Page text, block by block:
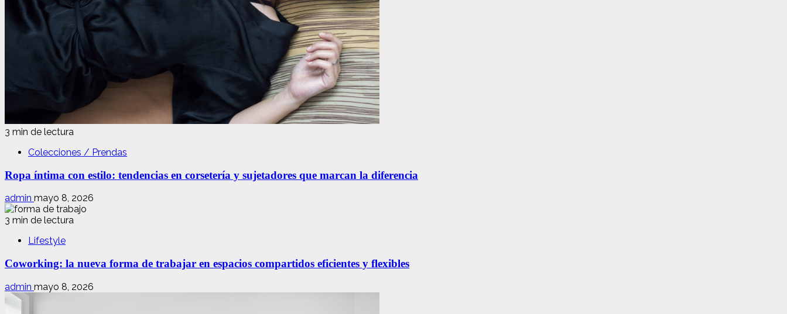
3 min de lectura
Colecciones / Prendas
Ropa íntima con estilo: tendencias en corsetería y sujetadores que marcan la diferencia
admin mayo 8, 2026
3 min de lectura
Lifestyle
Coworking: la nueva forma de trabajar en espacios compartidos eficientes y flexibles
admin mayo 8, 2026